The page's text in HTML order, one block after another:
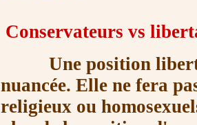
Conservateurs vs
Une position
nuancée. Elle ne fera
religieux ou